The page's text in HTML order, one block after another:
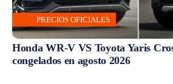
PRECIOS OFICIALES
Honda WR-V VS Toyota Yaris
congelados en agosto 2026